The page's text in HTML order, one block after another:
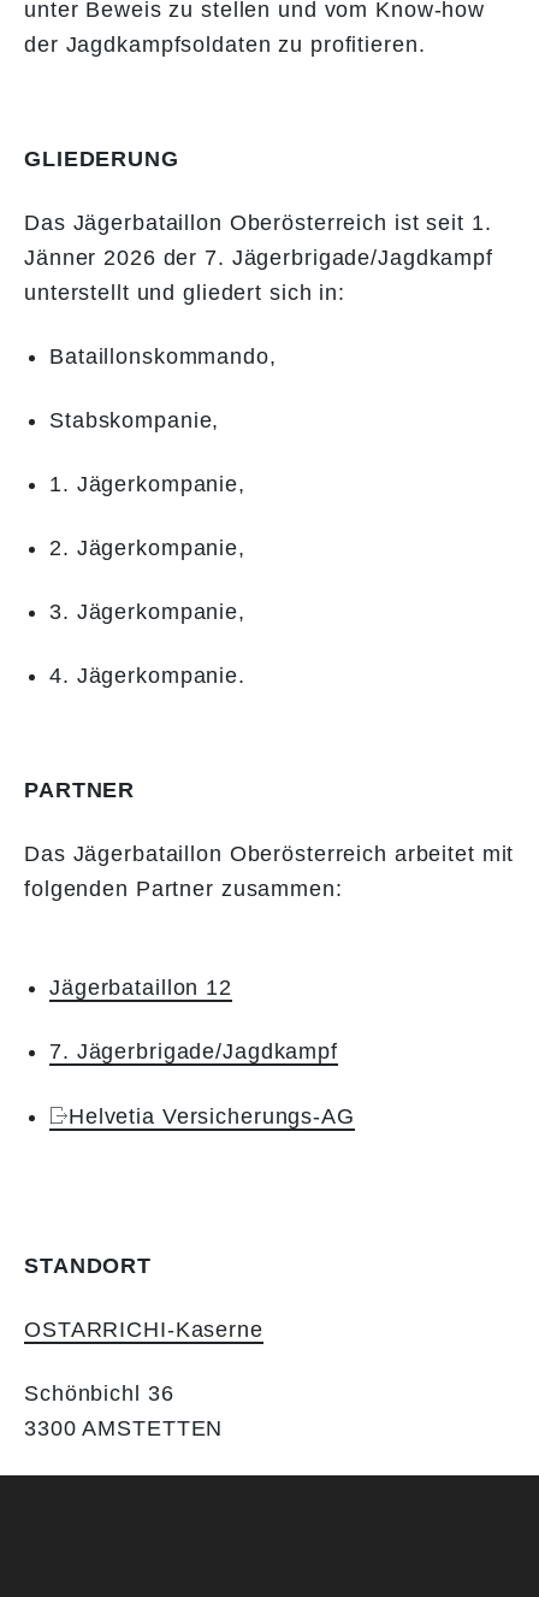
unter Beweis zu stellen und vom Know-how
der Jagdkampfsoldaten zu profitieren.
GLIEDERUNG
Das Jägerbataillon Oberösterreich ist seit 1.
Jänner 2026 der 7. Jägerbrigade/Jagdkampf
unterstellt und gliedert sich in:
Bataillonskommando,
Stabskompanie,
1. Jägerkompanie,
2. Jägerkompanie,
3. Jägerkompanie,
4. Jägerkompanie.
PARTNER
Das Jägerbataillon Oberösterreich arbeitet mit
folgenden Partner zusammen:
Jägerbataillon 12
7. Jägerbrigade/Jagdkampf
Helvetia Versicherungs-AG
STANDORT
OSTARRICHI-Kaserne
Schönbichl 36
3300 AMSTETTEN